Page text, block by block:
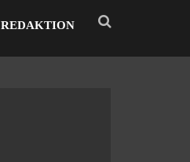
REDAKTION